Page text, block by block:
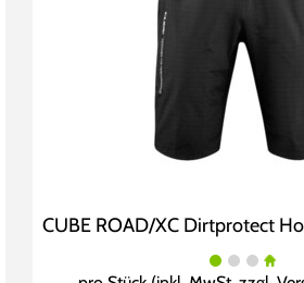
CUBE ROAD/XC Dirtprotect